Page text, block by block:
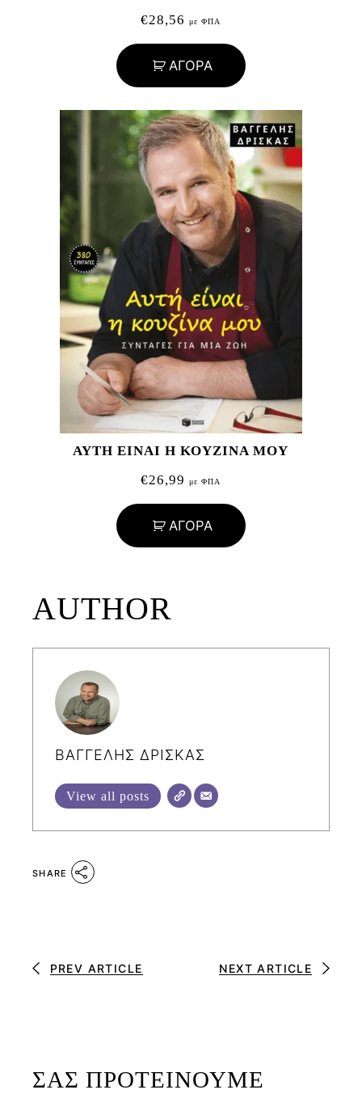
€28,56 με ΦΠΑ
ΑΓΟΡΑ
ΑΥΤΗ ΕΙΝΑΙ Η ΚΟΥΖΙΝΑ ΜΟΥ
€26,99 με ΦΠΑ
ΑΓΟΡΑ
AUTHOR
ΒΑΓΓΕΛΗΣ ΔΡΙΣΚΑΣ
View all posts
SHARE
PREV ARTICLE NEXT ARTICLE
ΣΑΣ ΠΡΟΤΕΙΝΟΥΜΕ